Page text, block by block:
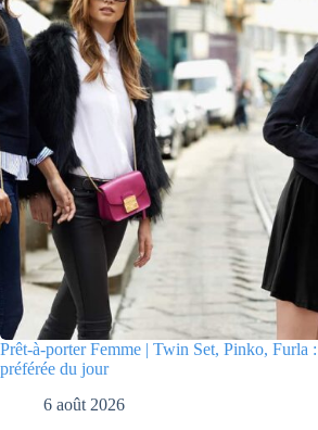
Prêt-à-porter Femme | Twin Set, Pinko, Furla
préférée du jour
6 août 2026